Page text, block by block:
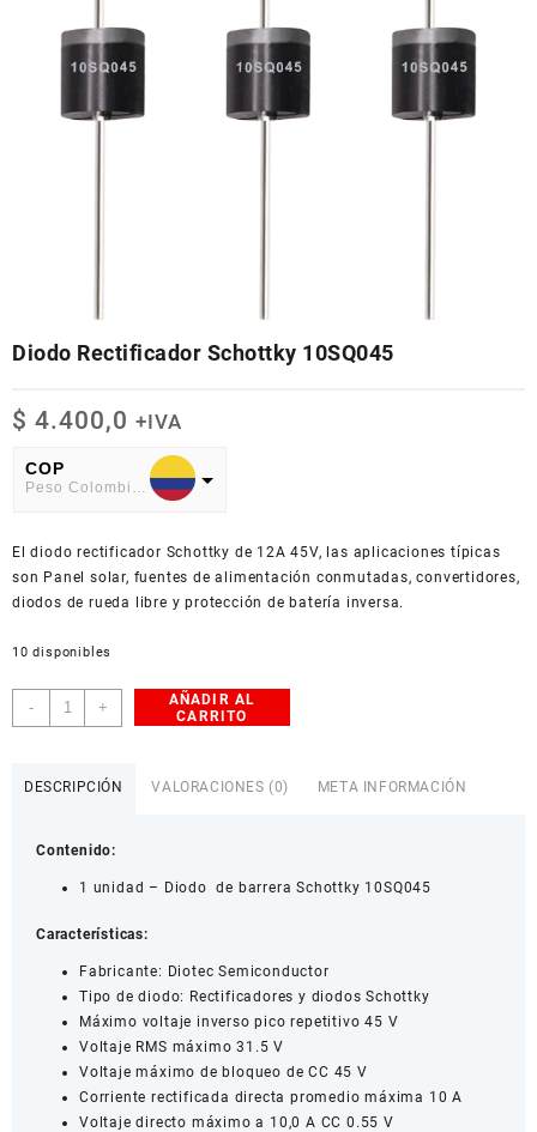
Diodo Rectificador Schottky 10SQ045
$ 4.400,0 +IVA
COP
Peso Colombiano
American Dollar
El diodo rectificador Schottky de 12A 45V, las aplicaciones típicas
son Panel solar, fuentes de alimentación conmutadas, convertidores,
diodos de rueda libre y protección de batería inversa.
10 disponibles
-
Diodo
Rectificador
10SQ045
+
AÑADIR AL
CARRITO
DESCRIPCIÓN VALORACIONES (0) META INFORMACIÓN
Contenido:
1 unidad – Diodo de barrera Schottky 10SQ045
Características:
Fabricante: Diotec Semiconductor
Tipo de diodo: Rectificadores y diodos Schottky
Máximo voltaje inverso pico repetitivo 45 V
Voltaje RMS máximo 31.5 V
Voltaje máximo de bloqueo de CC 45 V
Corriente rectificada directa promedio máxima 10 A
Voltaje directo máximo a 10,0 A CC 0.55 V